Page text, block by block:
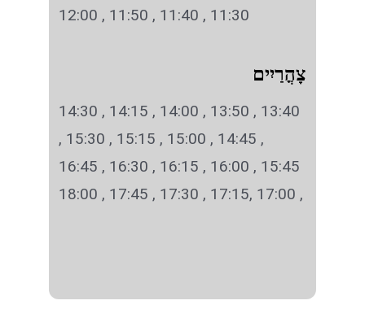
11:30 , 11:40 , 11:50 , 12:00
צָהֳרַיִים
13:40 , 13:50 , 14:00 , 14:15 , 14:30
, 14:45 , 15:00 , 15:15 , 15:30 ,
15:45 , 16:00 , 16:15 , 16:30 , 16:45
, 17:00 ,17:15 , 17:30 , 17:45 , 18:00